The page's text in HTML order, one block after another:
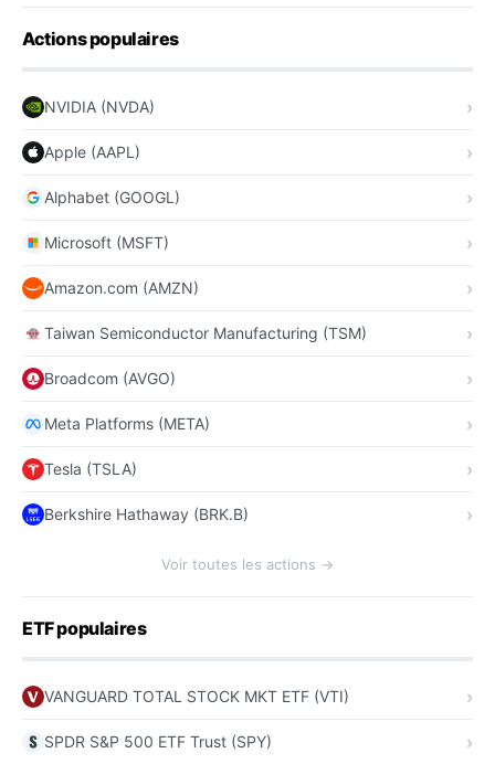
Actions populaires
NVIDIA (NVDA)
Apple (AAPL)
Alphabet (GOOGL)
Microsoft (MSFT)
Amazon.com (AMZN)
Taiwan Semiconductor Manufacturing (TSM)
Broadcom (AVGO)
Meta Platforms (META)
Tesla (TSLA)
Berkshire Hathaway (BRK.B)
Voir toutes les actions →
ETF populaires
VANGUARD TOTAL STOCK MKT ETF (VTI)
SPDR S&P 500 ETF Trust (SPY)